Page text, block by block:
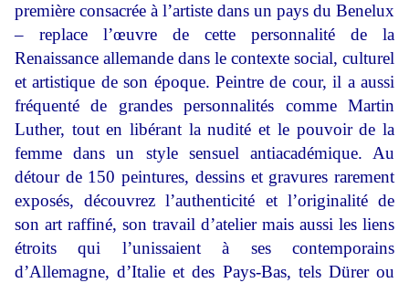
première consacrée à l’artiste dans un pays du Benelux
– replace l’œuvre de cette personnalité de la
Renaissance allemande dans le contexte social, culturel
et artistique de son époque. Peintre de cour, il a aussi
fréquenté de grandes personnalités comme Martin
Luther, tout en libérant la nudité et le pouvoir de la
femme dans un style sensuel antiacadémique. Au
détour de 150 peintures, dessins et gravures rarement
exposés, découvrez l’authenticité et l’originalité de
son art raffiné, son travail d’atelier mais aussi les liens
étroits qui l’unissaient à ses contemporains
d’Allemagne, d’Italie et des Pays-Bas, tels Dürer ou